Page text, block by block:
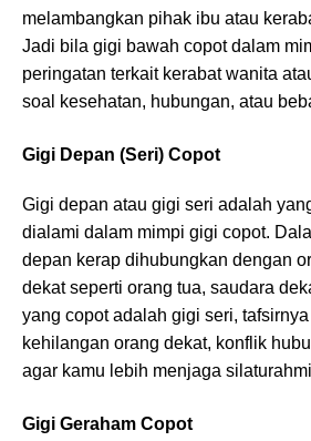
melambangkan pihak ibu atau
Jadi bila gigi bawah copot dalam
peringatan terkait kerabat wanita
soal kesehatan, hubungan, atau
Gigi Depan (Seri) Copot
Gigi depan atau gigi seri adalah
dialami dalam mimpi gigi copot.
depan kerap dihubungkan dengan
dekat seperti orang tua, saudara
yang copot adalah gigi seri,
kehilangan orang dekat, konflik
agar kamu lebih menjaga
Gigi Geraham Copot